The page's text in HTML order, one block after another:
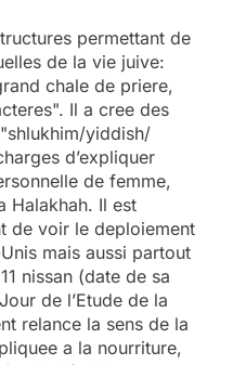
permettant de
de la vie juive:
yiddish/
de femme,
Halakhah. Il est
de voir le deploiement
mais aussi partout
nissan (date de sa
de l’Etude de la
relance la sens de la
a la nourriture,